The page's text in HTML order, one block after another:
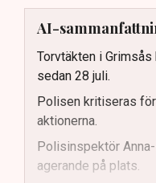
AI-
Torvtäkten i
sedan 28 juli.
Polisen kritiseras
aktionerna.
Polisinspektör
agerande på plats.